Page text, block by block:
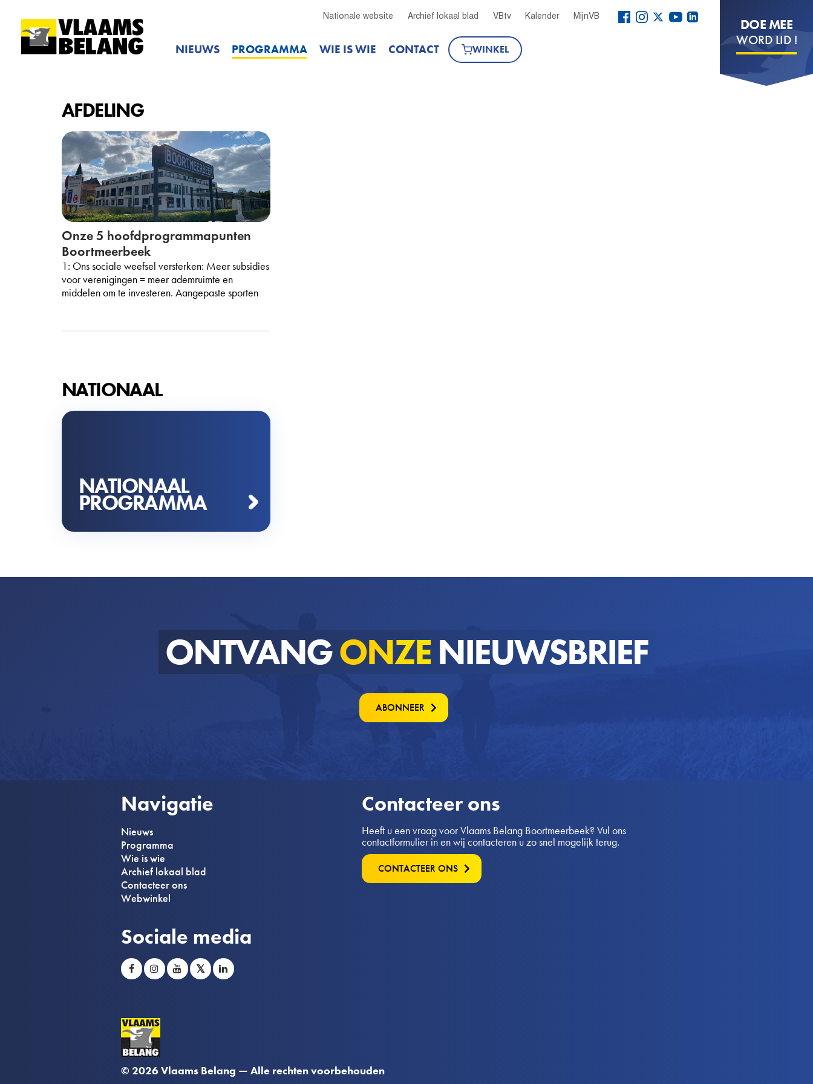
Nationale website Archief lokaal blad VBtv Kalender MijnVB
NIEUWS PROGRAMMA WIE IS WIE CONTACT WINKEL
DOE MEE
WORD LID !
AFDELING
Onze 5 hoofdprogrammapunten
Boortmeerbeek
1: Ons sociale weefsel versterken: Meer subsidies
voor verenigingen = meer ademruimte en
middelen om te investeren. Aangepaste sporten
NATIONAAL
NATIONAAL
PROGRAMMA
ONTVANGONZE NIEUWSBRIEF
ABONNEER
Navigatie
Nieuws
Programma
Wie is wie
Archief lokaal blad
Contacteer ons
Webwinkel
Sociale media
𝕏
Contacteer ons
Heeft u een vraag voor Vlaams Belang Boortmeerbeek? Vul ons
contactformulier in en wij contacteren u zo snel mogelijk terug.
CONTACTEER ONS
© 2026 Vlaams Belang — Alle rechten voorbehouden